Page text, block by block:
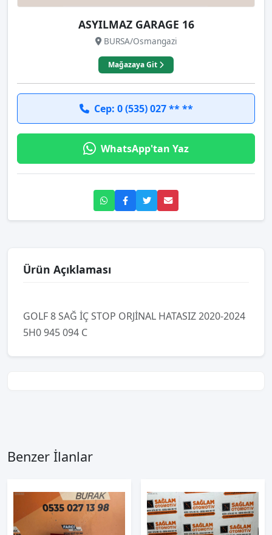
ASYILMAZ GARAGE 16
BURSA/Osmangazi
Mağazaya Git
Cep: 0 (535) 027 ** **
WhatsApp'tan Yaz
Ürün Açıklaması
GOLF 8 SAĞ İÇ STOP ORJİNAL HATASIZ 2020-2024
5H0 945 094 C
Benzer İlanlar